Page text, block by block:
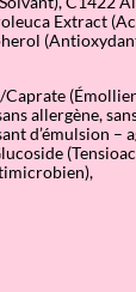
Extract
allergène,
d’émulsion –